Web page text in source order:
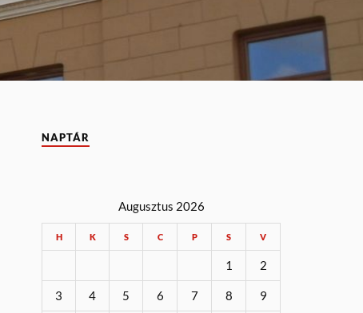
NAPTÁR
Augusztus 2026
H K S C P S V
1 2
3 4 5 6 7 8 9